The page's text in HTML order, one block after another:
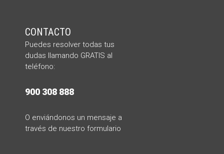
CONTACTO
Puedes resolver todas tus
dudas llamando GRATIS al
teléfono:
900 308 888
O enviándonos un mensaje a
través de nuestro formulario